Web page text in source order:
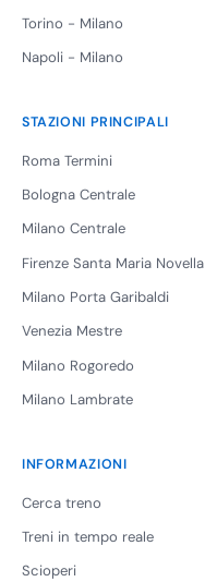
Torino - Milano
Napoli - Milano
STAZIONI PRINCIPALI
Roma Termini
Bologna Centrale
Milano Centrale
Firenze Santa Maria Novella
Milano Porta Garibaldi
Venezia Mestre
Milano Rogoredo
Milano Lambrate
INFORMAZIONI
Cerca treno
Treni in tempo reale
Scioperi